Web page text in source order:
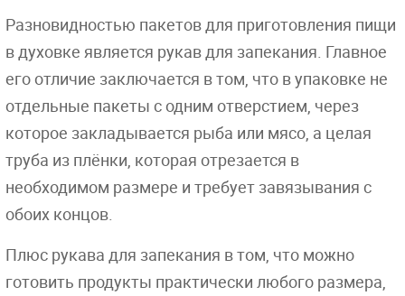
Разновидностью пакетов для приготовления пищи
в духовке является рукав для запекания. Главное
его отличие заключается в том, что в упаковке не
отдельные пакеты с одним отверстием, через
которое закладывается рыба или мясо, а целая
труба из плёнки, которая отрезается в
необходимом размере и требует завязывания с
обоих концов.
Плюс рукава для запекания в том, что можно
готовить продукты практически любого размера,